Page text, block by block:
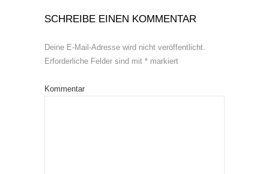
SCHREIBE EINEN KOMMENTAR
Deine E-Mail-Adresse wird nicht veröffentlicht.
Erforderliche Felder sind mit * markiert
Kommentar